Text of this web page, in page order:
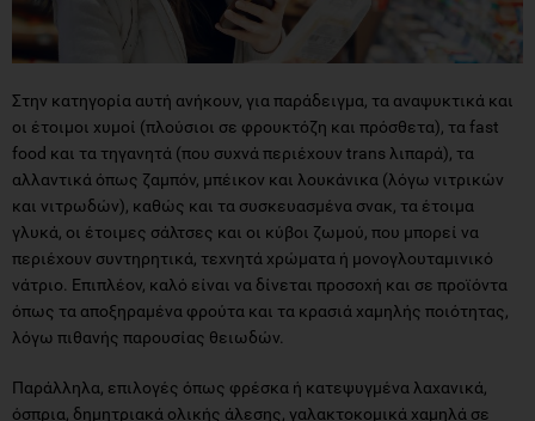
Στην κατηγορία αυτή ανήκουν, για παράδειγμα, τα αναψυκτικά και
οι έτοιμοι χυμοί (πλούσιοι σε φρουκτόζη και πρόσθετα), τα fast
food και τα τηγανητά (που συχνά περιέχουν trans λιπαρά), τα
αλλαντικά όπως ζαμπόν, μπέικον και λουκάνικα (λόγω νιτρικών
και νιτρωδών), καθώς και τα συσκευασμένα σνακ, τα έτοιμα
γλυκά, οι έτοιμες σάλτσες και οι κύβοι ζωμού, που μπορεί να
περιέχουν συντηρητικά, τεχνητά χρώματα ή μονογλουταμινικό
νάτριο. Επιπλέον, καλό είναι να δίνεται προσοχή και σε προϊόντα
όπως τα αποξηραμένα φρούτα και τα κρασιά χαμηλής ποιότητας,
λόγω πιθανής παρουσίας θειωδών.
Παράλληλα, επιλογές όπως φρέσκα ή κατεψυγμένα λαχανικά,
όσπρια, δημητριακά ολικής άλεσης, γαλακτοκομικά χαμηλά σε